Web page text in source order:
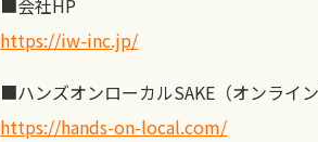
■会社HP
https://iw-inc.jp/
■ハンズオンローカルSAKE（オンライン
https://hands-on-local.com/